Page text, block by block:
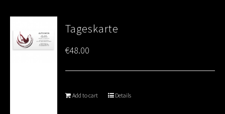
Tageskarte
€48.00
Add to cart Details